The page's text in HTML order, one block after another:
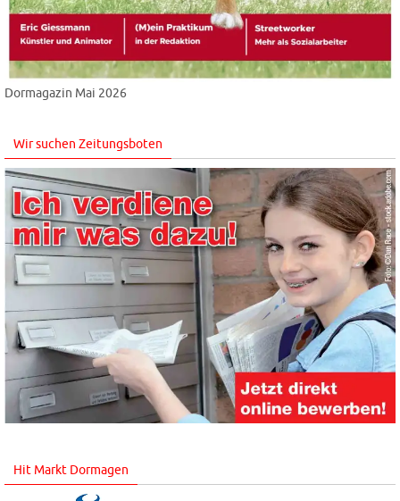
Dormagazin Mai 2026
Wir suchen Zeitungsboten
Hit Markt Dormagen